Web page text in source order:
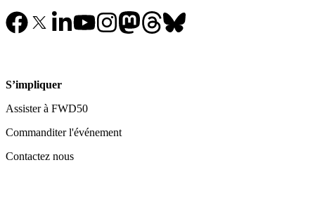
S’impliquer
Assister à FWD50
Commanditer l'événement
Contactez nous